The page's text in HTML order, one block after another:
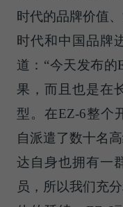
时代的品牌价值
时代和中国品牌
道：“今天发布的
果，而且也是在
型。在EZ-6整个
自派遣了数十名
达自身也拥有一
员，所以我们充